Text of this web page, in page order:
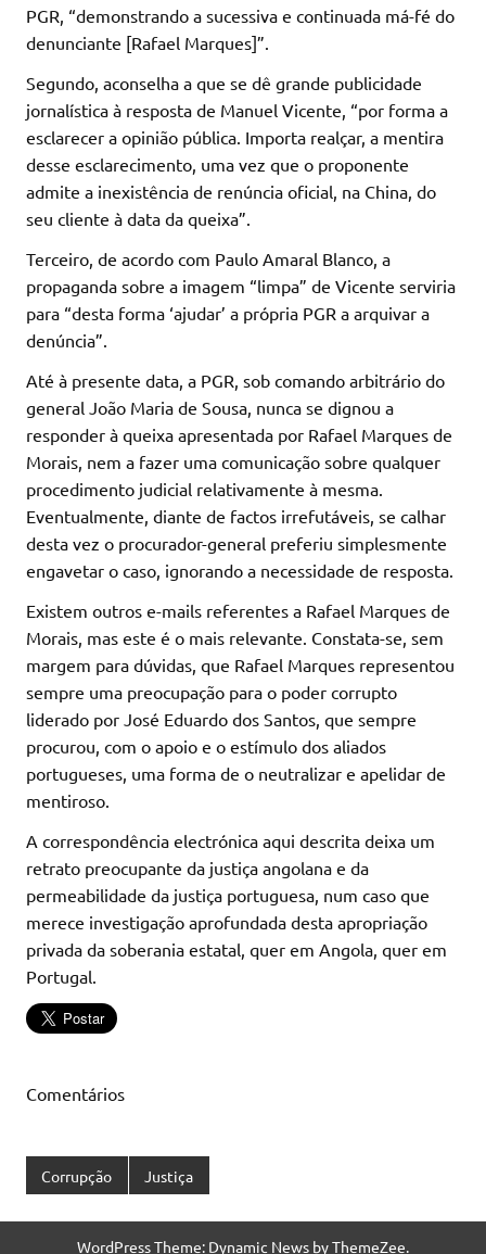
PGR, “demonstrando a sucessiva e continuada má-fé do
denunciante [Rafael Marques]”.
Segundo, aconselha a que se dê grande publicidade
jornalística à resposta de Manuel Vicente, “por forma a
esclarecer a opinião pública. Importa realçar, a mentira
desse esclarecimento, uma vez que o proponente
admite a inexistência de renúncia oficial, na China, do
seu cliente à data da queixa”.
Terceiro, de acordo com Paulo Amaral Blanco, a
propaganda sobre a imagem “limpa” de Vicente serviria
para “desta forma ‘ajudar’ a própria PGR a arquivar a
denúncia”.
Até à presente data, a PGR, sob comando arbitrário do
general João Maria de Sousa, nunca se dignou a
responder à queixa apresentada por Rafael Marques de
Morais, nem a fazer uma comunicação sobre qualquer
procedimento judicial relativamente à mesma.
Eventualmente, diante de factos irrefutáveis, se calhar
desta vez o procurador-general preferiu simplesmente
engavetar o caso, ignorando a necessidade de resposta.
Existem outros e-mails referentes a Rafael Marques de
Morais, mas este é o mais relevante. Constata-se, sem
margem para dúvidas, que Rafael Marques representou
sempre uma preocupação para o poder corrupto
liderado por José Eduardo dos Santos, que sempre
procurou, com o apoio e o estímulo dos aliados
portugueses, uma forma de o neutralizar e apelidar de
mentiroso.
A correspondência electrónica aqui descrita deixa um
retrato preocupante da justiça angolana e da
permeabilidade da justiça portuguesa, num caso que
merece investigação aprofundada desta apropriação
privada da soberania estatal, quer em Angola, quer em
Portugal.
Comentários
Corrupção Justiça
WordPress Theme: Dynamic News by ThemeZee.